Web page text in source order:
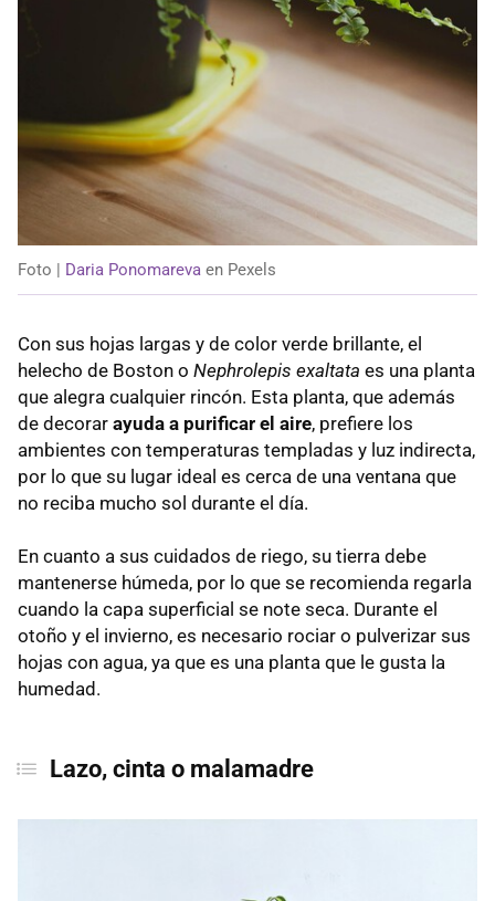
Foto | Daria Ponomareva en Pexels
Con sus hojas largas y de color verde brillante, el
helecho de Boston o Nephrolepis exaltata es una planta
que alegra cualquier rincón. Esta planta, que además
de decorar ayuda a purificar el aire, prefiere los
ambientes con temperaturas templadas y luz indirecta,
por lo que su lugar ideal es cerca de una ventana que
no reciba mucho sol durante el día.
En cuanto a sus cuidados de riego, su tierra debe
mantenerse húmeda, por lo que se recomienda regarla
cuando la capa superficial se note seca. Durante el
otoño y el invierno, es necesario rociar o pulverizar sus
hojas con agua, ya que es una planta que le gusta la
humedad.
Lazo, cinta o malamadre